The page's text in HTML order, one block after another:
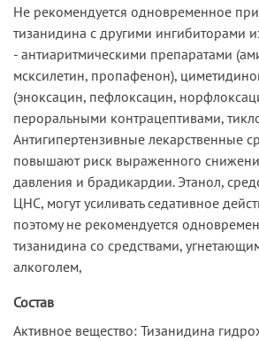
Не рекомендуется одновременное
тизанидина с другими ингибиторами
- антиаритмическими препаратами
мсксилетин, пропафенон),
(эноксацин, пефлоксацин,
пероральными контрацептивами,
Антигипертензивные лекарственные
повышают риск выраженного
давления и брадикардии. Этанол,
ЦНС, могут усиливать седативное
поэтому не рекомендуется
тизанидина со средствами,
алкоголем,
Состав
Активное вещество: Тизанидина